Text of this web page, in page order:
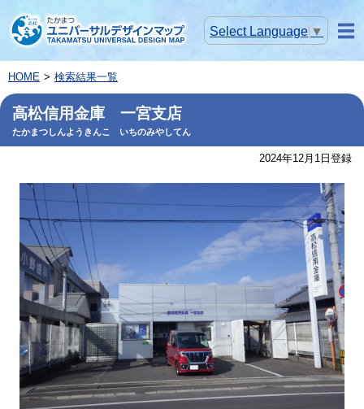
Select Language ▼
HOME 検索結果一覧
高松信用金庫 一宮支店
たかまつしんようきんこ いちのみやしてん
2024年12月1日登録